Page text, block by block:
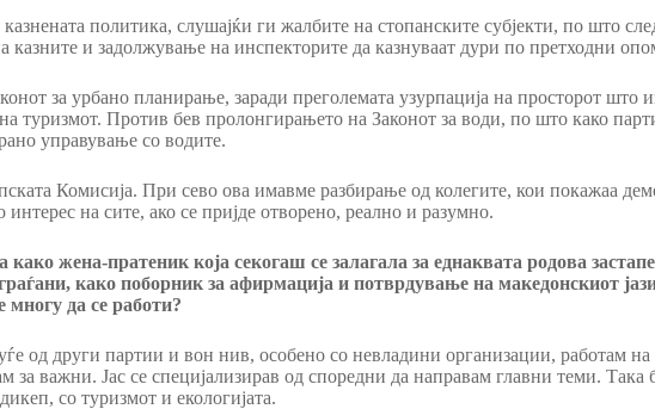
политика, слушајќи ги жалбите на стопанските субјекти, по што
казните и задолжување на инспекторите да казнуваат дури по претходни
за урбано планирање, заради преголемата узурпација на просторот
туризмот. Против бев пролонгирањето на Законот за води, по што како
управување со водите.
Комисија. При сево ова имавме разбирање од колегите, кои покажаа
на сите, ако се пријде отворено, реално и разумно.
жена-пратеник која секогаш се залагала за еднаквата родова
како поборник за афирмација и потврдување на македонскиот
многу да се работи?
од други партии и вон нив, особено со невладини организации, работам
за важни. Јас се специјализирав од споредни да направам главни теми.
со туризмот и екологијата.